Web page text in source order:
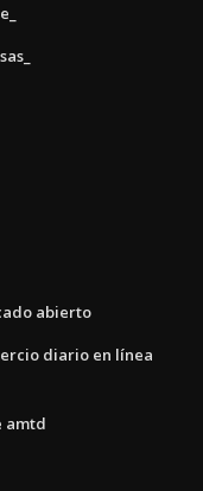
abierto
diario en línea
amtd